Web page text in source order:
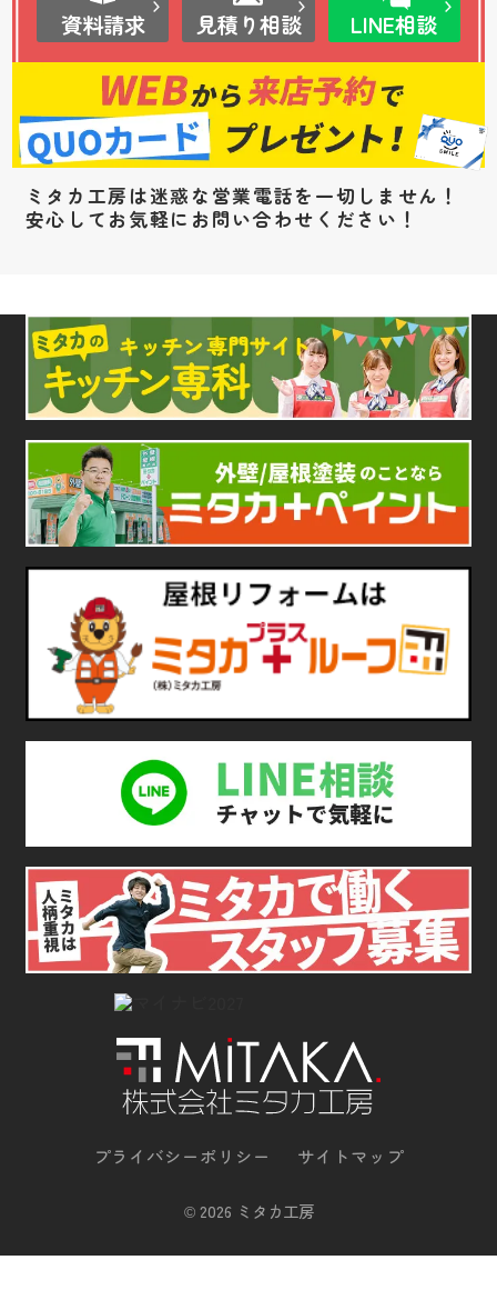
資料請求 見積り相談 LINE相談
ミタカ工房は迷惑な営業電話を一切しません！
安心してお気軽にお問い合わせください！
プライバシーポリシー サイトマップ
©2026 ミタカ工房